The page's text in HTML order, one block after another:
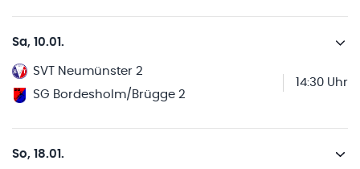
Sa, 10.01.
SVT Neumünster 2
SG Bordesholm/Brügge 2
14:30 Uhr
So, 18.01.